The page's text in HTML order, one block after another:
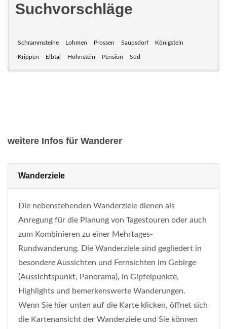
Suchvorschläge
Schrammsteine Lohmen Prossen Saupsdorf Königstein
Krippen Elbtal Hohnstein Pension Süd
weitere Infos für Wanderer
Wanderziele
Die nebenstehenden Wanderziele dienen als
Anregung für die Planung von Tagestouren oder auch
zum Kombinieren zu einer Mehrtages-
Rundwanderung. Die Wanderziele sind gegliedert in
besondere Aussichten und Fernsichten im Gebirge
(Aussichtspunkt, Panorama), in Gipfelpunkte,
Highlights und bemerkenswerte Wanderungen.
Wenn Sie hier unten auf die Karte klicken, öffnet sich
die Kartenansicht der Wanderziele und Sie können